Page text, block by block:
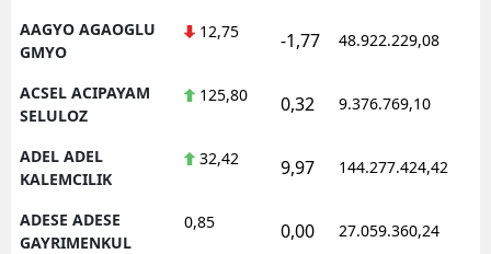
AAGYO AGAOGLU
GMYO
12,75 -1,77 48.922.229,08
ACSEL ACIPAYAM
SELULOZ
125,80 0,32 9.376.769,10
ADEL ADEL
KALEMCILIK
32,42 9,97 144.277.424,42
ADESE ADESE
GAYRIMENKUL
0,85 0,00 27.059.360,24